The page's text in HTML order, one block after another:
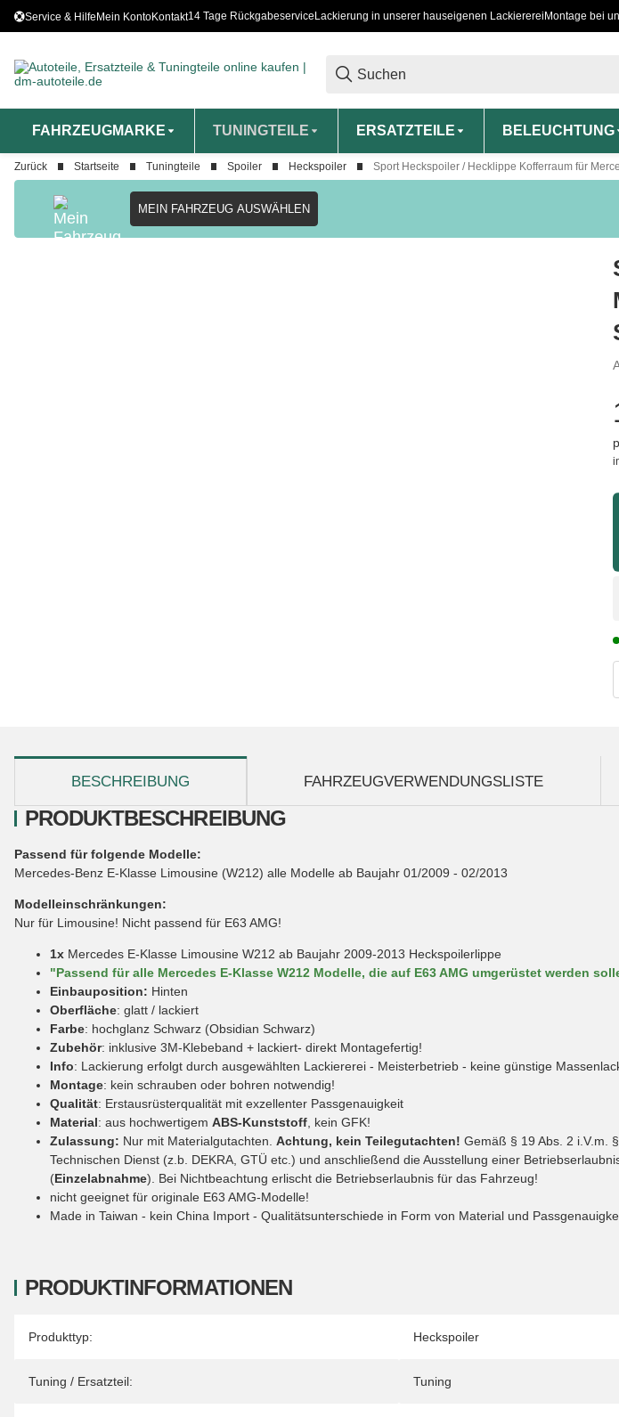
Service & HilfeMein KontoKontakt14 Tage Rückgabeservice Lackierung in unserer hauseigenen Lackiererei Montage bei
FAHRZEUGMARKE TUNINGTEILE ERSATZTEILE BELEUCHTUNG
Zurück Startseite Tuningteile Spoiler Heckspoiler Sport Heckspoiler / Hecklippe Kofferraum für
MEIN FAHRZEUG AUSWÄHLEN
BESCHREIBUNG FAHRZEUGVERWENDUNGSLISTE
PRODUKTINFORMATIONEN
Produkteigenschaft
Wert
Produkttyp: Heckspoiler
Tuning / Ersatzteil: Tuning
PRODUKTBESCHREIBUNG
Passend für folgende Modelle:
Mercedes-Benz E-Klasse Limousine (W212) alle Modelle ab Baujahr 01/2009 - 02/2013
Modelleinschränkungen:
Nur für Limousine! Nicht passend für E63 AMG!
1x Mercedes E-Klasse Limousine W212 ab Baujahr 2009-2013 Heckspoilerlippe
"Passend für alle Mercedes E-Klasse W212 Modelle, die auf E63 AMG umgerüstet werden
Einbauposition: Hinten
Oberfläche: glatt / lackiert
Farbe: hochglanz Schwarz (Obsidian Schwarz)
Zubehör: inklusive 3M-Klebeband + lackiert- direkt Montagefertig!
Info: Lackierung erfolgt durch ausgewählten Lackiererei - Meisterbetrieb - keine günstige
Montage: kein schrauben oder bohren notwendig!
Qualität: Erstausrüsterqualität mit exzellenter Passgenauigkeit
Material: aus hochwertigem ABS-Kunststoff , kein GFK!
Zulassung: Nur mit Materialgutachten. Achtung, kein Teilegutachten! Gemäß § 19 Abs. 2 i.V.m.
Technischen Dienst (z.b. DEKRA, GTÜ etc.) und anschließend die Ausstellung einer
(Einzelabnahme). Bei Nichtbeachtung erlischt die Betriebserlaubnis für das Fahrzeug!
nicht geeignet für originale E63 AMG-Modelle!
Made in Taiwan - kein China Import - Qualitätsunterschiede in Form von Material und